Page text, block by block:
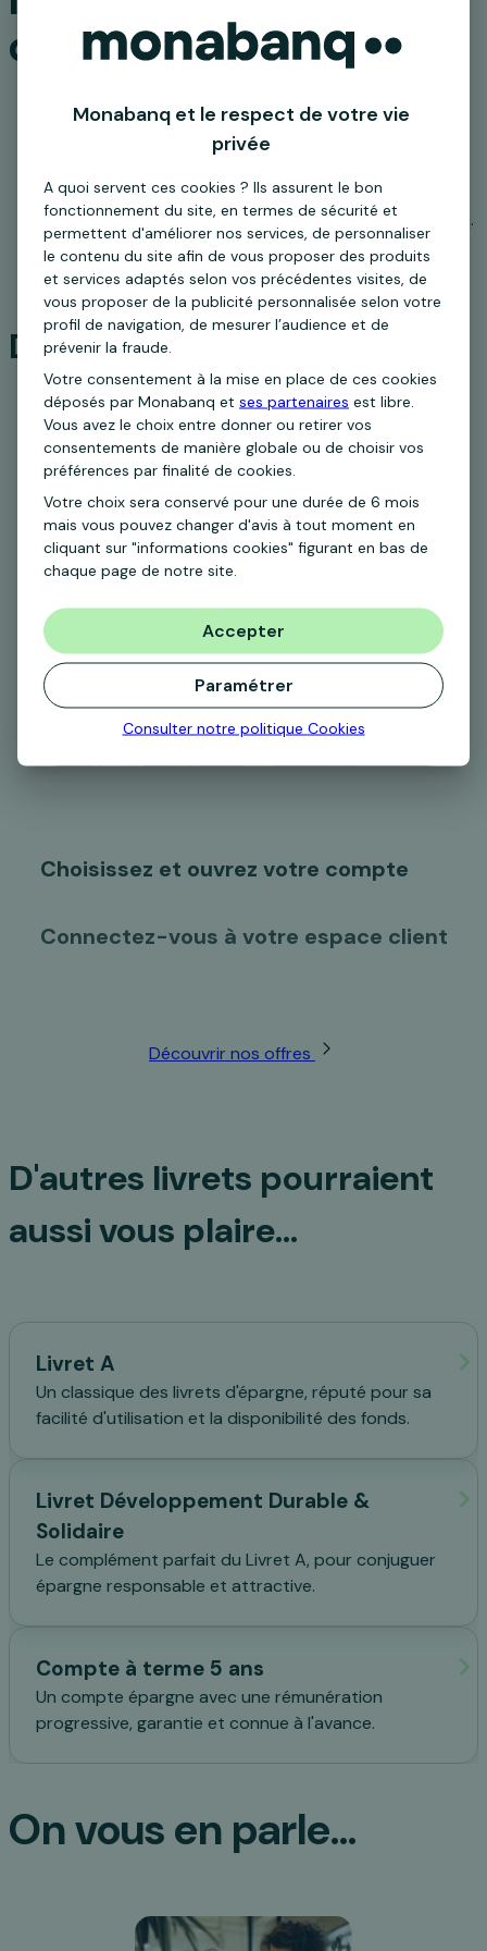
d'être client
Être une personne physique et majeure.
Ouvrir ou détenir un compte bancaire Monabanq.
Choisir l'option Carte qui épargne lors d'une
ouverture de compte courant.
Devenez client Monabanq :
Choisissez et ouvrez votre compte
Connectez-vous à votre espace client
Découvrir nos offres
D'autres livrets pourraient
aussi vous plaire…
Livret A
Un classique des livrets d'épargne, réputé pour sa
facilité d'utilisation et la disponibilité des fonds.
Livret Développement Durable &
Solidaire
Le complément parfait du Livret A, pour conjuguer
épargne responsable et attractive.
Compte à terme 5 ans
Un compte épargne avec une rémunération
progressive, garantie et connue à l'avance.
On vous en parle...
Monabanq et le respect de votre vie
privée
A quoi servent ces cookies ? Ils assurent le bon
fonctionnement du site, en termes de sécurité et
permettent d'améliorer nos services, de personnaliser
le contenu du site afin de vous proposer des produits
et services adaptés selon vos précédentes visites, de
vous proposer de la publicité personnalisée selon votre
profil de navigation, de mesurer l’audience et de
prévenir la fraude.
Votre consentement à la mise en place de ces cookies
déposés par Monabanq et ses partenaires est libre.
Vous avez le choix entre donner ou retirer vos
consentements de manière globale ou de choisir vos
préférences par finalité de cookies.
Votre choix sera conservé pour une durée de 6 mois
mais vous pouvez changer d'avis à tout moment en
cliquant sur "informations cookies" figurant en bas de
chaque page de notre site.
Accepter
Paramétrer
Consulter notre politique Cookies